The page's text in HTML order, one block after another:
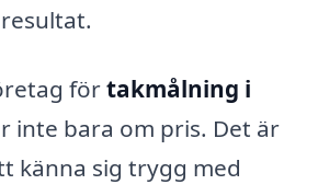
förtakmålning i
inte bara om pris. Det är
känna sig trygg med